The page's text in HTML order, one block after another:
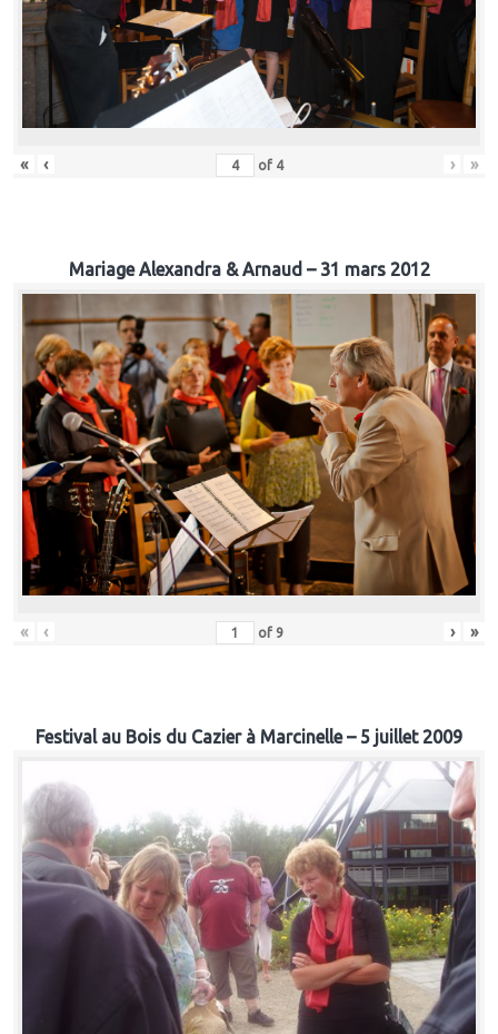
« ‹ of 4 › »
Mariage Alexandra & Arnaud – 31 mars 2012
« ‹ of 9 › »
Festival au Bois du Cazier à Marcinelle – 5 juillet 2009